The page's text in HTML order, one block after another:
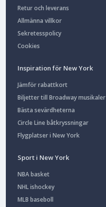
Retur och leverans
Allmänna villkor
Sekretesspolicy
Cookies
Inspiration för New York
Jämför rabattkort
Biljetter till Broadway musikaler
Bästa sevärdheterna
Circle Line båtkryssningar
Flygplatser i New York
Sport i New York
NBA basket
NHL ishockey
MLB baseboll